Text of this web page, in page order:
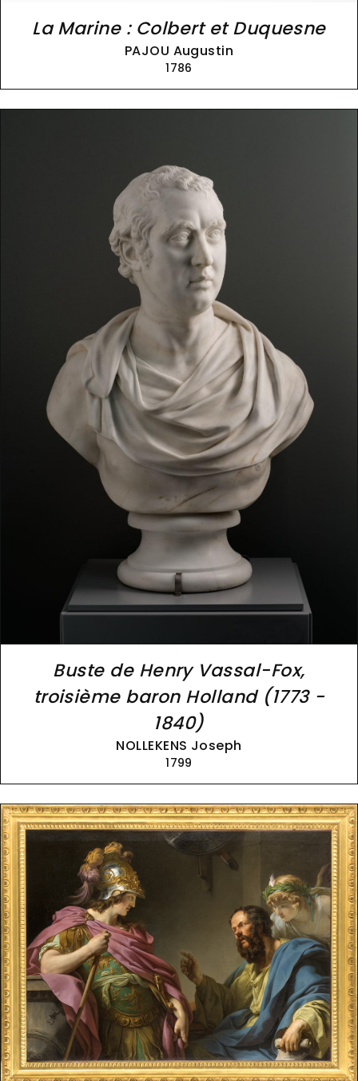
La Marine : Colbert et Duquesne
PAJOU Augustin
1786
Buste de Henry Vassal-Fox,
troisième baron Holland (1773 -
1840)
NOLLEKENS Joseph
1799